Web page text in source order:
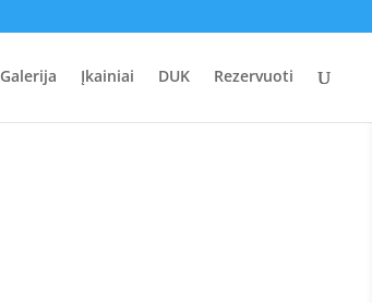
Galerija Įkainiai DUK Rezervuoti